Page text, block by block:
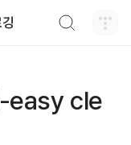
-easy cle